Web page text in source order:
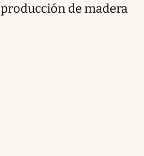
de madera